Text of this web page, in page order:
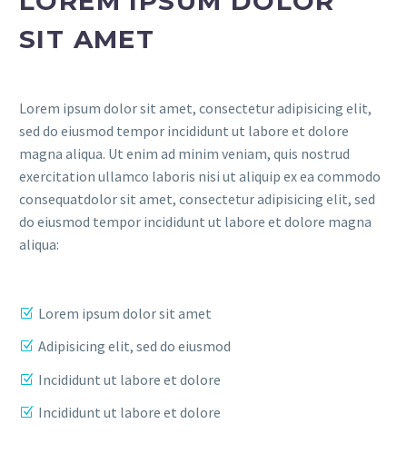
SIT AMET
Lorem ipsum dolor sit amet, consectetur adipisicing elit,
sed do eiusmod tempor incididunt ut labore et dolore
magna aliqua. Ut enim ad minim veniam, quis nostrud
exercitation ullamco laboris nisi ut aliquip ex ea commodo
consequatdolor sit amet, consectetur adipisicing elit, sed
do eiusmod tempor incididunt ut labore et dolore magna
aliqua:
Lorem ipsum dolor sit amet
Adipisicing elit, sed do eiusmod
Incididunt ut labore et dolore
Incididunt ut labore et dolore